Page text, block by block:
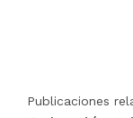
Publicaciones